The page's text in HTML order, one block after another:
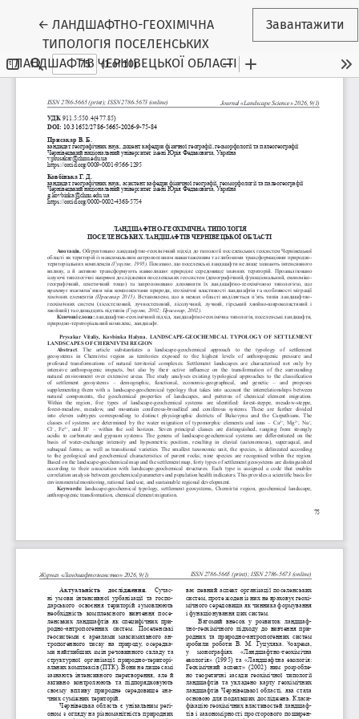
←Повернутися до подробиць статті
ЛАНДШАФТНО-ГЕОХІМІЧНА
ТИПОЛОГІЯ ПОСЕЛЕНСЬКИХ
ЛАНДШАФТІВ ЧЕРНІВЕЦЬКОЇ ОБЛАСТІ
Завантажити